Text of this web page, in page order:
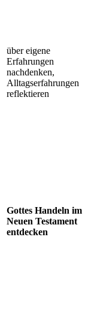
über eigene
Erfahrungen
nachdenken,
Alltagserfahrungen
reflektieren
Gottes Handeln im
Neuen Testament
entdecken